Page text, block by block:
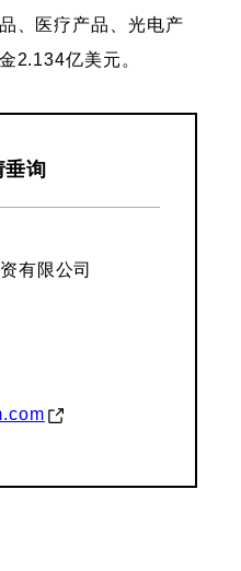
、医疗产品、光电产
2.134亿美元。
垂询
有限公司